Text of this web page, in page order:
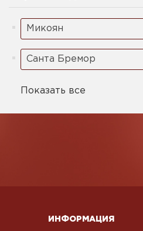
Микоян
Санта Бремор
Показать все
ИНФОРМАЦИЯ